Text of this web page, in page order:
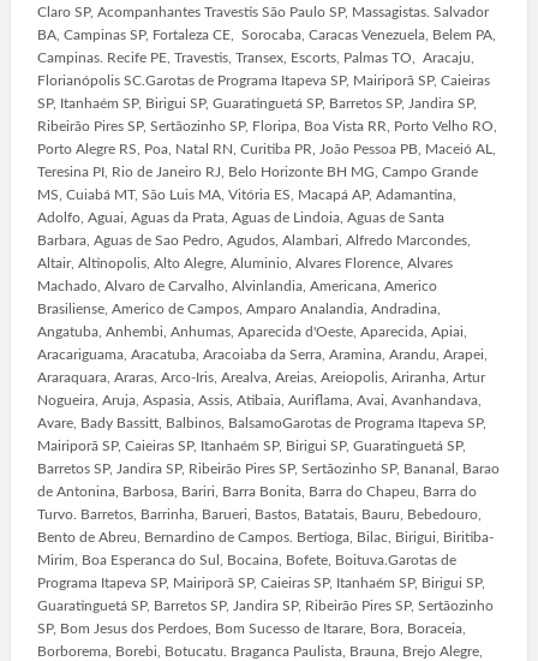
Claro SP, Acompanhantes Travestis São Paulo SP, Massagistas. Salvador
BA, Campinas SP, Fortaleza CE, Sorocaba, Caracas Venezuela, Belem PA,
Campinas. Recife PE, Travestis, Transex, Escorts, Palmas TO, Aracaju,
Florianópolis SC.Garotas de Programa Itapeva SP, Mairiporã SP, Caieiras
SP, Itanhaém SP, Birigui SP, Guaratinguetá SP, Barretos SP, Jandira SP,
Ribeirão Pires SP, Sertãozinho SP, Floripa, Boa Vista RR, Porto Velho RO,
Porto Alegre RS, Poa, Natal RN, Curitiba PR, João Pessoa PB, Maceió AL,
Teresina PI, Rio de Janeiro RJ, Belo Horizonte BH MG, Campo Grande
MS, Cuiabá MT, São Luis MA, Vitória ES, Macapá AP, Adamantina,
Adolfo, Aguai, Aguas da Prata, Aguas de Lindoia, Aguas de Santa
Barbara, Aguas de Sao Pedro, Agudos, Alambari, Alfredo Marcondes,
Altair, Altinopolis, Alto Alegre, Aluminio, Alvares Florence, Alvares
Machado, Alvaro de Carvalho, Alvinlandia, Americana, Americo
Brasiliense, Americo de Campos, Amparo Analandia, Andradina,
Angatuba, Anhembi, Anhumas, Aparecida d'Oeste, Aparecida, Apiai,
Aracariguama, Aracatuba, Aracoiaba da Serra, Aramina, Arandu, Arapei,
Araraquara, Araras, Arco-Iris, Arealva, Areias, Areiopolis, Ariranha, Artur
Nogueira, Aruja, Aspasia, Assis, Atibaia, Auriflama, Avai, Avanhandava,
Avare, Bady Bassitt, Balbinos, BalsamoGarotas de Programa Itapeva SP,
Mairiporã SP, Caieiras SP, Itanhaém SP, Birigui SP, Guaratinguetá SP,
Barretos SP, Jandira SP, Ribeirão Pires SP, Sertãozinho SP, Bananal, Barao
de Antonina, Barbosa, Bariri, Barra Bonita, Barra do Chapeu, Barra do
Turvo. Barretos, Barrinha, Barueri, Bastos, Batatais, Bauru, Bebedouro,
Bento de Abreu, Bernardino de Campos. Bertioga, Bilac, Birigui, Biritiba-
Mirim, Boa Esperanca do Sul, Bocaina, Bofete, Boituva.Garotas de
Programa Itapeva SP, Mairiporã SP, Caieiras SP, Itanhaém SP, Birigui SP,
Guaratinguetá SP, Barretos SP, Jandira SP, Ribeirão Pires SP, Sertãozinho
SP, Bom Jesus dos Perdoes, Bom Sucesso de Itarare, Bora, Boraceia,
Borborema, Borebi, Botucatu. Braganca Paulista, Brauna, Brejo Alegre,